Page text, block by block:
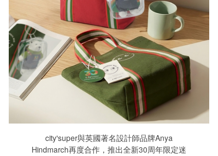
city'super與英國著名設計師品牌Anya
Hindmarch再度合作，推出全新30周年限定迷